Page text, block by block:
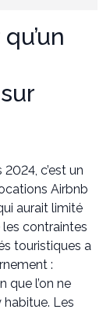
c’est un
Airbnb
aurait limité
contraintes
touristiques a
:
que l’on ne
habitue. Les